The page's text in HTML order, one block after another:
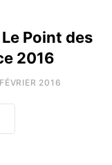
Point des
2016
2016